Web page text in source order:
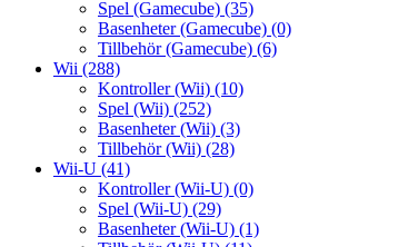
Spel (Gamecube) (35)
Basenheter (Gamecube) (0)
Tillbehör (Gamecube) (6)
Wii (288)
Kontroller (Wii) (10)
Spel (Wii) (252)
Basenheter (Wii) (3)
Tillbehör (Wii) (28)
Wii-U (41)
Kontroller (Wii-U) (0)
Spel (Wii-U) (29)
Basenheter (Wii-U) (1)